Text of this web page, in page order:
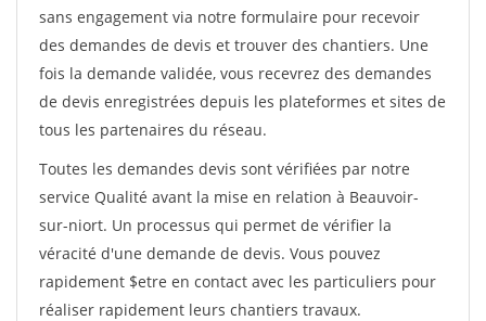
sans engagement via notre formulaire pour recevoir
des demandes de devis et trouver des chantiers. Une
fois la demande validée, vous recevrez des demandes
de devis enregistrées depuis les plateformes et sites de
tous les partenaires du réseau.
Toutes les demandes devis sont vérifiées par notre
service Qualité avant la mise en relation à Beauvoir-
sur-niort. Un processus qui permet de vérifier la
véracité d'une demande de devis. Vous pouvez
rapidement $etre en contact avec les particuliers pour
réaliser rapidement leurs chantiers travaux.